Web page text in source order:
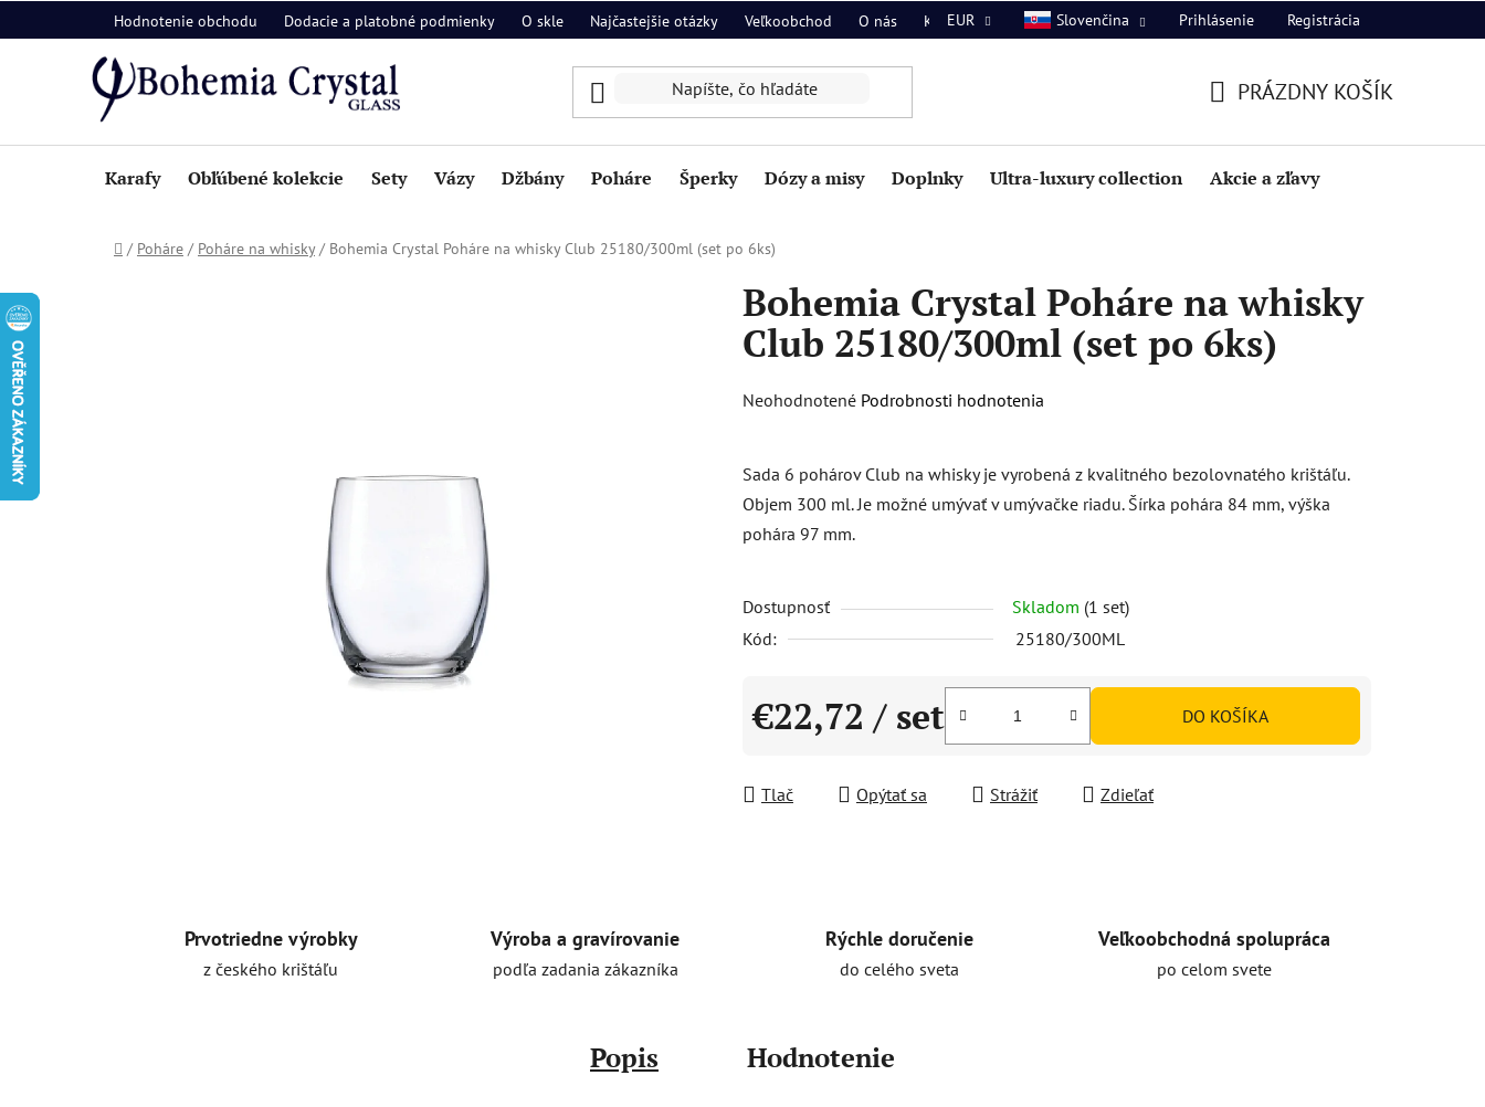
na
Hodnotenie obchodu Dodacie a platobné podmienky O skle Najčastejšie otázky Veľkoobchod O nás Kontakt
EUR Slovenčina Prihlásenie Registrácia
KOŠÍK
PRÁZDNY KOŠÍK
Karafy Obľúbené kolekcie Sety Vázy Džbány Poháre Šperky Dózy a misy Doplnky Ultra-luxury collection Akcie a zľavy
Domov
/ Poháre / Poháre na whisky / Bohemia Crystal Poháre na whisky Club 25180/300ml (set po 6ks)
Bohemia Crystal Poháre na whisky
Club 25180/300ml (set po 6ks)
Priemerné
je
0,0
z
hviezdičiek.
Neohodnotené Podrobnosti hodnotenia
Sada 6 pohárov Club na whisky je vyrobená z kvalitného bezolovnatého krištáľu.
Objem 300 ml. Je možné umývať v umývačke riadu. Šírka pohára 84 mm, výška
pohára 97 mm.
Dostupnosť Skladom (1 set)
Kód:
25180/300ML
€22,72 / set DO KOŠÍKA
Tlač Opýtať sa Strážiť Zdieľať
Prvotriedne výrobky
z českého krištáľu
Výroba a gravírovanie
podľa zadania zákazníka
Rýchle doručenie
do celého sveta
Veľkoobchodná spolupráca
po celom svete
Popis Hodnotenie